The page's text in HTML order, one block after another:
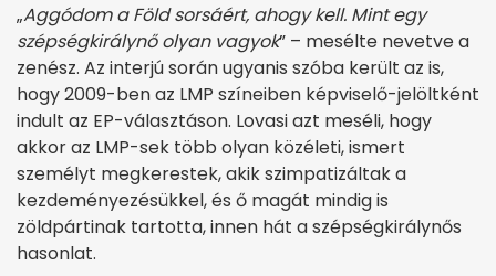
„Aggódom a Föld sorsáért, ahogy kell. Mint egy
szépségkirálynő olyan vagyok” – mesélte nevetve a
zenész. Az interjú során ugyanis szóba került az is,
hogy 2009-ben az LMP színeiben képviselő-jelöltként
indult az EP-választáson. Lovasi azt meséli, hogy
akkor az LMP-sek több olyan közéleti, ismert
személyt megkerestek, akik szimpatizáltak a
kezdeményezésükkel, és ő magát mindig is
zöldpártinak tartotta, innen hát a szépségkirálynős
hasonlat.